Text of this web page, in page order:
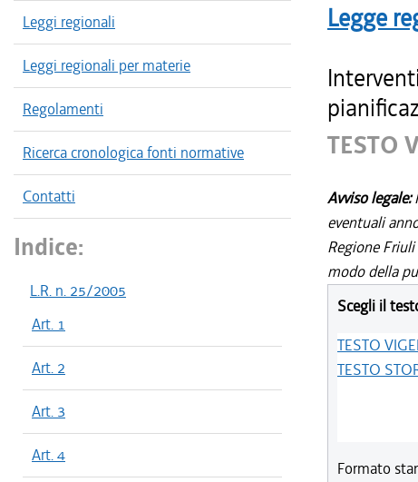
Leggi regionali
Leggi regionali per materie
Regolamenti
Ricerca cronologica fonti normative
Contatti
Indice:
L.R. n. 25/2005
Art. 1
Art. 2
Art. 3
Art. 4
Legge
TESTO
Avviso legale:
eventuali
Regione
modo della
Scegli il
TESTO
TESTO
Formato